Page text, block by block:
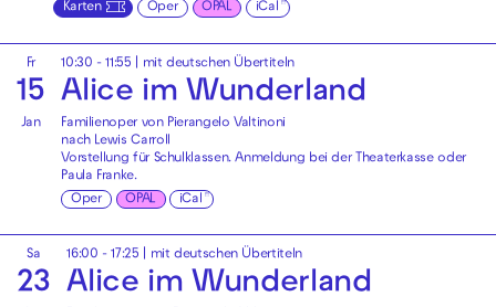
Karten
Oper OPAL iCal
Fr
15
Jan
10:30 - 11:55 mit deutschen Übertiteln
Alice im Wunderland
Familienoper von Pierangelo Valtinoni
nach Lewis Carroll
Vorstellung für Schulklassen. Anmeldung bei der Theaterkasseoder
Paula Franke.
Oper
OPAL iCal
Sa
23
16:00 - 17:25 mit deutschen Übertiteln
Alice im Wunderland